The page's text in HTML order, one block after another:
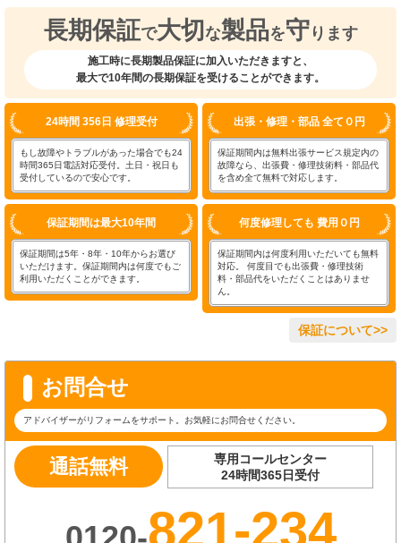
長期保証で大切 な製品を守 ります
施工時に長期製品保証に加入いただきますと、
最大で10年間の長期保証を受けることができます。
24時間 356日 修理受付
もし故障やトラブルがあった場合でも24
時間365日電話対応受付。土日・祝日も
受付しているので安心です。
出張・修理・部品 全て０円
保証期間内は無料出張サービス規定内の
故障なら、出張費・修理技術料・部品代
を含め全て無料で対応します。
保証期間は最大10年間
保証期間は5年・8年・10年からお選び
いただけます。保証期間内は何度でもご
利用いただくことができます。
何度修理しても 費用０円
保証期間内は何度利用いただいても無料
対応。 何度目でも出張費・修理技術
料・部品代をいただくことはありませ
ん。
保証について>>
お問合せ
アドバイザーがリフォームをサポート。お気軽にお問合せください。
通話無料
専用コールセンター
24時間365日受付
821-234